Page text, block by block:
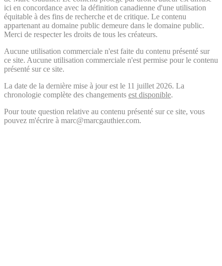
ici en concordance avec la définition canadienne d'une utilisation
équitable à des fins de recherche et de critique. Le contenu
appartenant au domaine public demeure dans le domaine public.
Merci de respecter les droits de tous les créateurs.
Aucune utilisation commerciale n'est faite du contenu présenté sur
ce site. Aucune utilisation commerciale n'est permise pour le contenu
présenté sur ce site.
La date de la dernière mise à jour est le 11 juillet 2026. La
chronologie complète des changements est disponible.
Pour toute question relative au contenu présenté sur ce site, vous
pouvez m'écrire à marc@marcgauthier.com.